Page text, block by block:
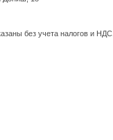
без учета налогов и НДС.